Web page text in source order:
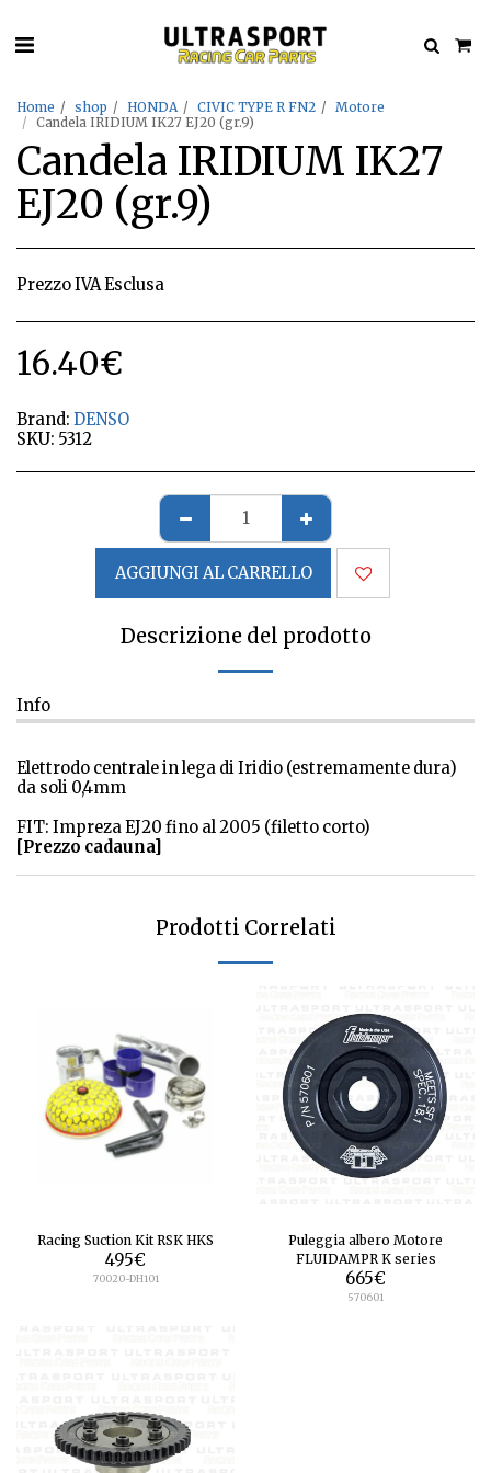
Home shop HONDA CIVIC TYPE R FN2
Motore
Candela IRIDIUM IK27 EJ20 (gr.9)
Candela IRIDIUM IK27
EJ20 (gr.9)
Prezzo IVA Esclusa
16.40€
Brand: DENSO
SKU: 5312
AGGIUNGI AL CARRELLO
Descrizione del prodotto
Info
Elettrodo centrale in lega di Iridio (estremamente dura)
da soli 0,4mm
FIT: Impreza EJ20 fino al 2005 (filetto corto)
[Prezzo cadauna]
Prodotti Correlati
Racing Suction Kit RSK HKS
495€
70020-DH101
Puleggia albero Motore
FLUIDAMPR K series
665€
570601